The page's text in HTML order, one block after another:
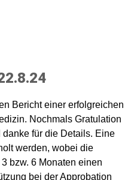
Bericht einer erfolgreichen
Nochmals Gratulation
für die Details. Eine
werden, wobei die
bzw. 6 Monaten einen
bei der Approbation